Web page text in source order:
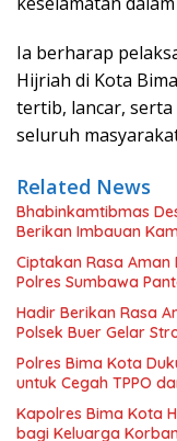
Ia berharap
Hijriah di Kota
tertib, lancar,
seluruh
Related News
Bhabinkamtibmas
Berikan Imbauan
Ciptakan Rasa Aman
Polres Sumbawa
Hadir Berikan Rasa
Polsek Buer Gelar
Polres Bima Kota
untuk Cegah TPPO
Kapolres Bima Kota
bagi Keluarga